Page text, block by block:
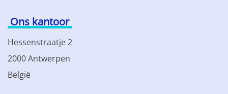
Ons kantoor
Hessenstraatje 2
2000 Antwerpen
België